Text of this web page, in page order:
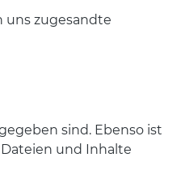
uns zugesandte
sind. Ebenso ist
und Inhalte